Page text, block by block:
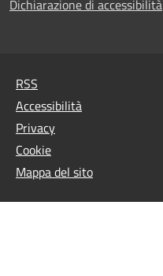
Dichiarazione di accessibilità
RSS
Accessibilità
Privacy
Cookie
Mappa del sito